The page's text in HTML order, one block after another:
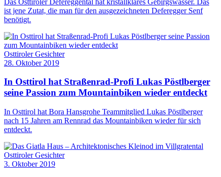
ist jene Zutat, die man für den ausgezeichneten Deferegger Senf
benötigt.
Osttiroler Gesichter
28. Oktober 2019
In Osttirol hat Straßenrad-Profi Lukas Pöstlberger
seine Passion zum Mountainbiken wieder entdeckt
In Osttirol hat Bora Hansgrohe Teammitglied Lukas Pöstlberger
nach 15 Jahren am Rennrad das Mountainbiken wieder für sich
entdeckt.
Osttiroler Gesichter
3. Oktober 2019